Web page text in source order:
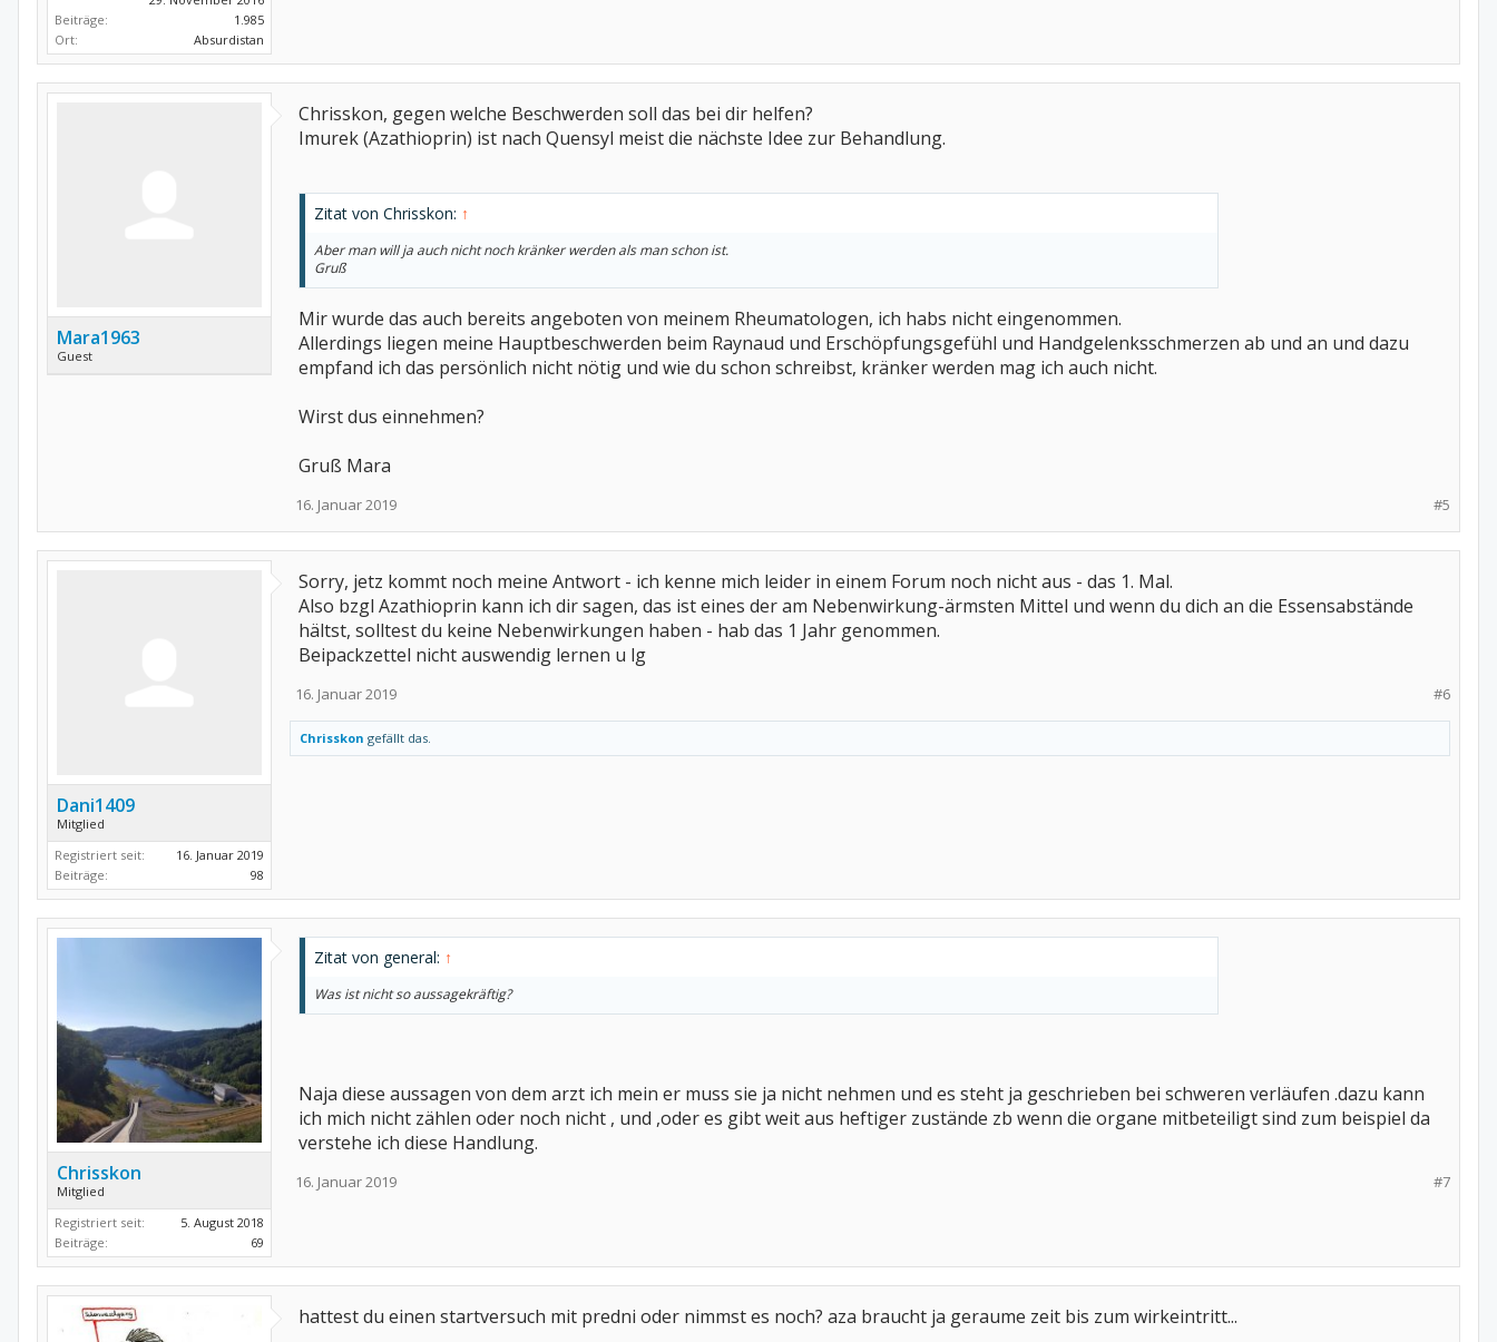
Beiträge:
1.985
Ort:
Absurdistan
Mara1963
Guest
Chrisskon, gegen welche Beschwerden soll das bei dir helfen?
Imurek (Azathioprin) ist nach Quensyl meist die nächste Idee zur Behandlung.
Zitat von Chrisskon: ↑
Aber man will ja auch nicht noch kränker werden als man schon ist.
Gruß
Mir wurde das auch bereits angeboten von meinem Rheumatologen, ich habs nicht eingenommen.
Allerdings liegen meine Hauptbeschwerden beim Raynaud und Erschöpfungsgefühl und Handgelenksschmerzen ab und an und dazu
empfand ich das persönlich nicht nötig und wie du schon schreibst, kränker werden mag ich auch nicht.
Wirst dus einnehmen?
Gruß Mara
#5
16. Januar 2019
Dani1409
Mitglied
Registriert seit:
16. Januar 2019
Beiträge:
98
Sorry, jetz kommt noch meine Antwort - ich kenne mich leider in einem Forum noch nicht aus - das 1. Mal.
Also bzgl Azathioprin kann ich dir sagen, das ist eines der am Nebenwirkung-ärmsten Mittel und wenn du dich an die Essensabstände
hältst, solltest du keine Nebenwirkungen haben - hab das 1 Jahr genommen.
Beipackzettel nicht auswendig lernen u lg
#6
16. Januar 2019
Chrisskon gefällt das.
Chrisskon
Mitglied
Registriert seit:
5. August 2018
Beiträge:
69
Zitat von general: ↑
Was ist nicht so aussagekräftig?
Naja diese aussagen von dem arzt ich mein er muss sie ja nicht nehmen und es steht ja geschrieben bei schweren verläufen .dazu kann
ich mich nicht zählen oder noch nicht , und ,oder es gibt weit aus heftiger zustände zb wenn die organe mitbeteiligt sind zum beispiel da
verstehe ich diese Handlung.
#7
16. Januar 2019
hattest du einen startversuch mit predni oder nimmst es noch? aza braucht ja geraume zeit bis zum wirkeintritt...